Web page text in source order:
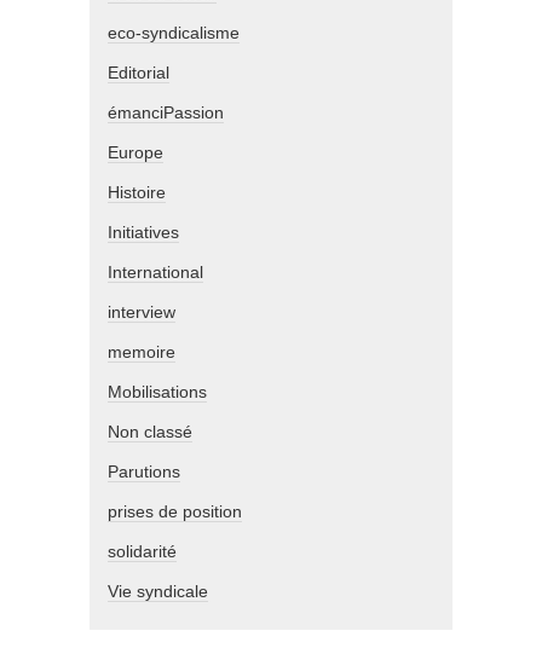
eco-syndicalisme
Editorial
émanciPassion
Europe
Histoire
Initiatives
International
interview
memoire
Mobilisations
Non classé
Parutions
prises de position
solidarité
Vie syndicale